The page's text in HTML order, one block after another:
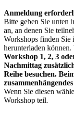
Anmeldung
Bitte geben Sie unten
an, an denen Sie
Workshops finden Sie
herunterladen können.
Workshop 1, 2, 3
Nachmittag
Reihe besuchen.
Wenn Sie diesen
Workshop teil.